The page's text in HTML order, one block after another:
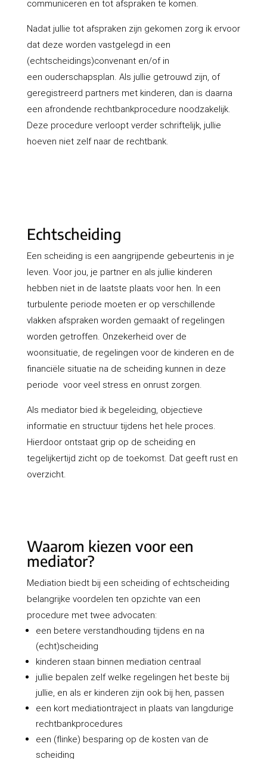
communiceren en tot afspraken te komen.
Nadat jullie tot afspraken zijn gekomen zorg ik ervoor
dat deze worden vastgelegd in een
(echtscheidings)convenant en/of in
een ouderschapsplan. Als jullie getrouwd zijn, of
geregistreerd partners met kinderen, dan is daarna
een afrondende rechtbankprocedure noodzakelijk.
Deze procedure verloopt verder schriftelijk, jullie
hoeven niet zelf naar de rechtbank.
Echtscheiding
Een scheiding is een aangrijpende gebeurtenis in je
leven. Voor jou, je partner en als jullie kinderen
hebben niet in de laatste plaats voor hen. In een
turbulente periode moeten er op verschillende
vlakken afspraken worden gemaakt of regelingen
worden getroffen. Onzekerheid over de
woonsituatie, de regelingen voor de kinderen en de
financiële situatie na de scheiding kunnen in deze
periode voor veel stress en onrust zorgen.
Als mediator bied ik begeleiding, objectieve
informatie en structuur tijdens het hele proces.
Hierdoor ontstaat grip op de scheiding en
tegelijkertijd zicht op de toekomst. Dat geeft rust en
overzicht.
Waarom kiezen voor een
mediator?
Mediation biedt bij een scheiding of echtscheiding
belangrijke voordelen ten opzichte van een
procedure met twee advocaten:
een betere verstandhouding tijdens en na
(echt)scheiding
kinderen staan binnen mediation centraal
jullie bepalen zelf welke regelingen het beste bij
jullie, en als er kinderen zijn ook bij hen, passen
een kort mediationtraject in plaats van langdurige
rechtbankprocedures
een (flinke) besparing op de kosten van de
scheiding